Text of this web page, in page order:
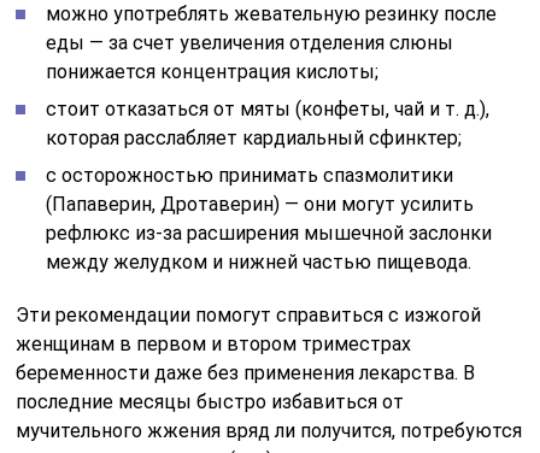
можно употреблять жевательную резинку после
еды — за счет увеличения отделения слюны
понижается концентрация кислоты;
стоит отказаться от мяты (конфеты, чай и т. д.),
которая расслабляет кардиальный сфинктер;
с осторожностью принимать спазмолитики
(Папаверин, Дротаверин) — они могут усилить
рефлюкс из-за расширения мышечной заслонки
между желудком и нижней частью пищевода.
Эти рекомендации помогут справиться с изжогой
женщинам в первом и втором триместрах
беременности даже без применения лекарства. В
последние месяцы быстро избавиться от
мучительного жжения вряд ли получится, потребуются